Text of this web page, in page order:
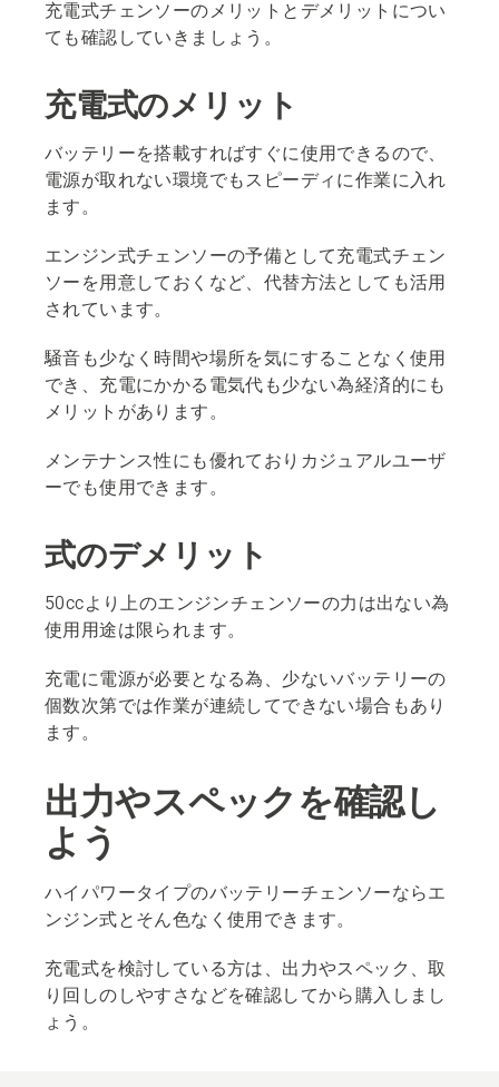
充電式チェンソーのメリットとデメリットについ
ても確認していきましょう。
充電式のメリット
バッテリーを搭載すればすぐに使用できるので、
電源が取れない環境でもスピーディに作業に入れ
ます。
エンジン式チェンソーの予備として充電式チェン
ソーを用意しておくなど、代替方法としても活用
されています。
騒音も少なく時間や場所を気にすることなく使用
でき、充電にかかる電気代も少ない為経済的にも
メリットがあります。
メンテナンス性にも優れておりカジュアルユーザ
ーでも使用できます。
式のデメリット
50ccより上のエンジンチェンソーの力は出ない為
使用用途は限られます。
充電に電源が必要となる為、少ないバッテリーの
個数次第では作業が連続してできない場合もあり
ます。
出力やスペックを確認し
よう
ハイパワータイプのバッテリーチェンソーならエ
ンジン式とそん色なく使用できます。
充電式を検討している方は、出力やスペック、取
り回しのしやすさなどを確認してから購入しまし
ょう。